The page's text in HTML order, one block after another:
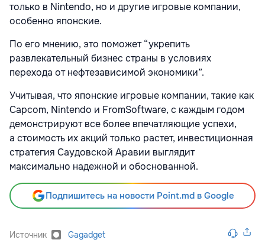
только в Nintendo, но и другие игровые компании,
особенно японские.
По его мнению, это поможет “укрепить
развлекательный бизнес страны в условиях
перехода от нефтезависимой экономики”.
Учитывая, что японские игровые компании, такие как
Capcom, Nintendo и FromSoftware, с каждым годом
демонстрируют все более впечатляющие успехи,
а стоимость их акций только растет, инвестиционная
стратегия Саудовской Аравии выглядит
максимально надежной и обоснованной.
Подпишитесь на новости Point.md в Google
Источник Gagadget